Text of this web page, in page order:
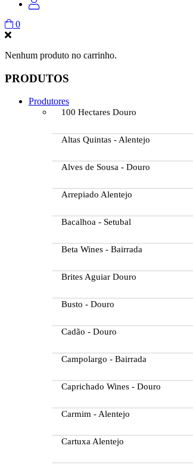
0
Nenhum produto no carrinho.
PRODUTOS
Produtores
100 Hectares Douro
Altas Quintas - Alentejo
Alves de Sousa - Douro
Arrepiado Alentejo
Bacalhoa - Setubal
Beta Wines - Bairrada
Brites Aguiar Douro
Busto - Douro
Cadão - Douro
Campolargo - Bairrada
Caprichado Wines - Douro
Carmim - Alentejo
Cartuxa Alentejo